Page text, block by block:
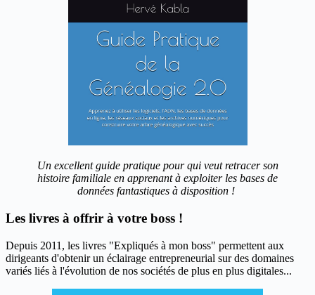
Un excellent guide pratique pour qui veut retracer son
histoire familiale en apprenant à exploiter les bases de
données fantastiques à disposition !
Les livres à offrir à votre boss !
Depuis 2011, les livres "Expliqués à mon boss" permettent aux
dirigeants d'obtenir un éclairage entrepreneurial sur des domaines
variés liés à l'évolution de nos sociétés de plus en plus digitales...